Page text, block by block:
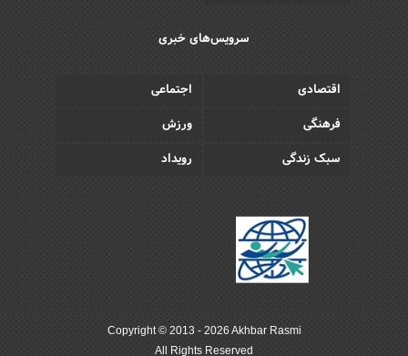
سرویس‌های خبری
اقتصادی
اجتماعی
فرهنگی
ورزش
سبک زندگی
رویداد
Copyright © 2013 - 2026 Akhbar Rasmi
All Rights Reserved